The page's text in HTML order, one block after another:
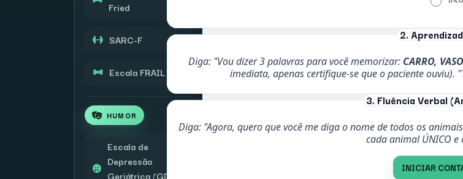
Fried
SARC-F
Escala FRAIL
HUMOR
Escala de
Depressão
Geriátrica (GDS-
2.
Diga: "Vou dizer 3 palavras para você memorizar: CARRO,
imediata, apenas certifique-se que o paciente ouviu).
3. Fluência Verbal
Diga: "Agora, quero que você me diga o nome de todos os
cada animal ÚNICO
INICIAR